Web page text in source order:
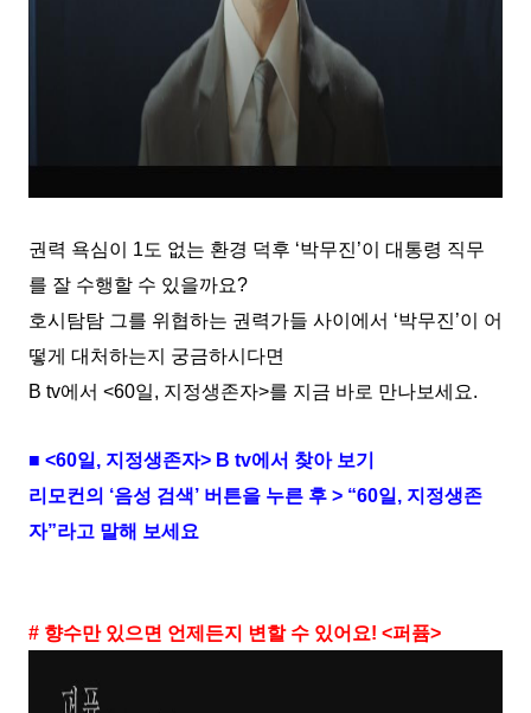
권력 욕심이 1도 없는 환경 덕후 ‘박무진’이 대통령 직무
를 잘 수행할 수 있을까요?
호시탐탐 그를 위협하는 권력가들 사이에서 ‘박무진’이 어
떻게 대처하는지 궁금하시다면
B tv에서 <60일, 지정생존자>를 지금 바로 만나보세요.
■ <60일, 지정생존자> B tv에서 찾아 보기
리모컨의 ‘음성 검색’ 버튼을 누른 후 > “60일, 지정생존
자”라고 말해 보세요
# 향수만 있으면 언제든지 변할 수 있어요! <퍼퓸>